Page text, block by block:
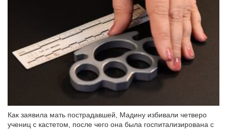
Как заявила мать пострадавшей, Мадину избивали четверо
учениц с кастетом, после чего она была госпитализирована с